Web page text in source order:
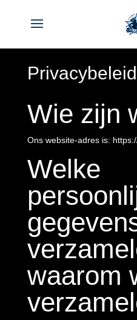
Privacybeleid
Wie zijn
Ons website-adres is:
Welke
waarom